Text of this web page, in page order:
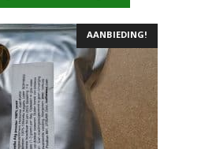
AANBIEDING!